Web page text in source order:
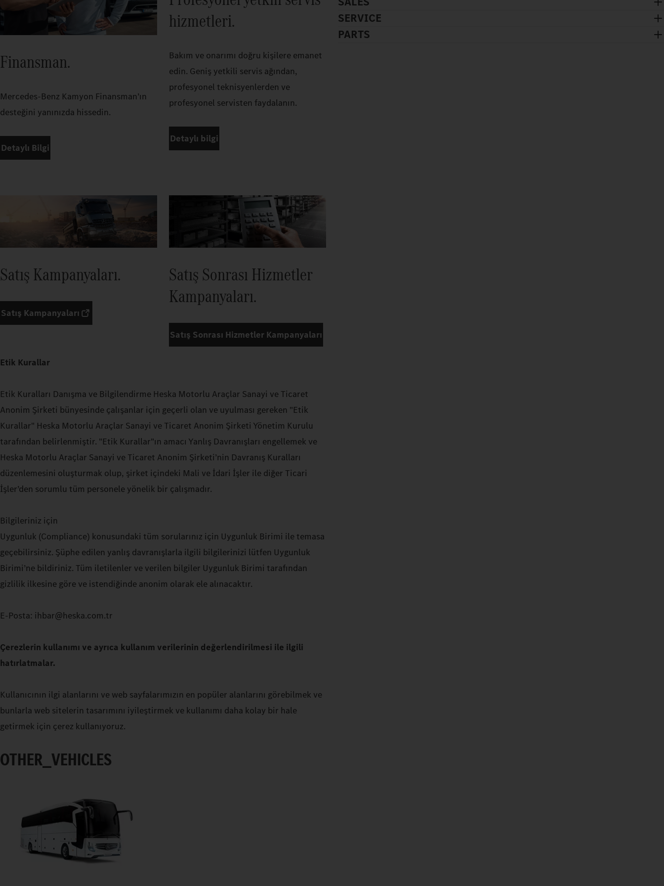
Finansman.
Mercedes-Benz Kamyon Finansman’ın
desteğini yanınızda hissedin.
Detaylı Bilgi
hizmetleri.
Bakım ve onarımı doğru kişilere emanet
edin. Geniş yetkili servis ağından,
profesyonel teknisyenlerden ve
profesyonel servisten faydalanın.
Detaylı bilgi
Satış Kampanyaları.
Satış Kampanyaları
Satış Sonrası Hizmetler
Kampanyaları.
Satış Sonrası Hizmetler Kampanyaları
Etik Kurallar
Etik Kuralları Danışma ve Bilgilendirme Heska Motorlu Araçlar Sanayi ve Ticaret
Anonim Şirketi bünyesinde çalışanlar için geçerli olan ve uyulması gereken "Etik
Kurallar" Heska Motorlu Araçlar Sanayi ve Ticaret Anonim Şirketi Yönetim Kurulu
tarafından belirlenmiştir. "Etik Kurallar"ın amacı Yanlış Davranışları engellemek ve
Heska Motorlu Araçlar Sanayi ve Ticaret Anonim Şirketi’nin Davranış Kuralları
düzenlemesini oluşturmak olup, şirket içindeki Mali ve İdari İşler ile diğer Ticari
İşler’den sorumlu tüm personele yönelik bir çalışmadır.
Bilgileriniz için
Uygunluk (Compliance) konusundaki tüm sorularınız için Uygunluk Birimi ile temasa
geçebilirsiniz. Şüphe edilen yanlış davranışlarla ilgili bilgilerinizi lütfen Uygunluk
Birimi’ne bildiriniz. Tüm iletilenler ve verilen bilgiler Uygunluk Birimi tarafından
gizlilik ilkesine göre ve istendiğinde anonim olarak ele alınacaktır.
E-Posta: ihbar@heska.com.tr
Çerezlerin kullanımı ve ayrıca kullanım verilerinin değerlendirilmesi ile ilgili
hatırlatmalar.
Kullanıcının ilgi alanlarını ve web sayfalarımızın en popüler alanlarını görebilmek ve
bunlarla web sitelerin tasarımını iyileştirmek ve kullanımı daha kolay bir hale
getirmek için çerez kullanıyoruz.
SERVICE
PARTS
OTHER_VEHICLES